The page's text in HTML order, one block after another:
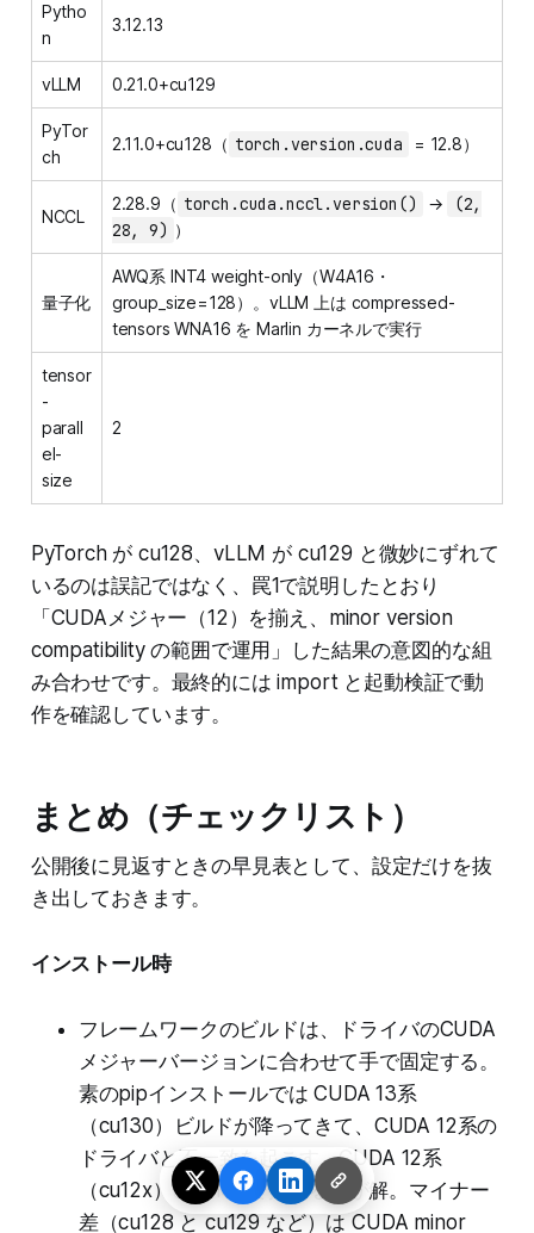
Pytho
n
3.12.13
vLLM 0.21.0+cu129
PyTor
ch
2.11.0+cu128（ torch.version.cuda = 12.8）
NCCL
2.28.9（ torch.cuda.nccl.version() →
(2,
28, 9) ）
量子化
AWQ系 INT4 weight-only（W4A16・
group_size=128）。vLLM 上は compressed-
tensors WNA16 を Marlin カーネルで実行
tensor
-
parall
el-
size
2
PyTorch が cu128、vLLM が cu129 と微妙にずれて
いるのは誤記ではなく、罠1で説明したとおり
「CUDAメジャー（12）を揃え、minor version
compatibility の範囲で運用」した結果の意図的な組
み合わせです。最終的には import と起動検証で動
作を確認しています。
まとめ（チェックリスト）
公開後に見返すときの早見表として、設定だけを抜
き出しておきます。
インストール時
フレームワークのビルドは、ドライバのCUDA
メジャーバージョンに合わせて手で固定する。
素のpipインストールでは CUDA 13系
（cu130）ビルドが降ってきて、CUDA 12系の
ドライバと不一致を起こす。CUDA 12系
（cu12x）のwheelで揃えるのが解。マイナー
差（cu128 と cu129 など）は CUDA minor